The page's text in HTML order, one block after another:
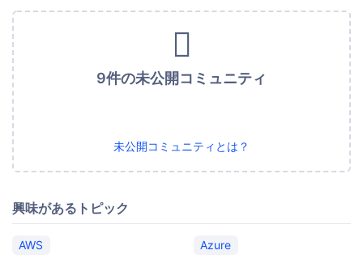
9件の未公開コミュニティ
未公開コミュニティとは？
興味があるトピック
AWS
Azure